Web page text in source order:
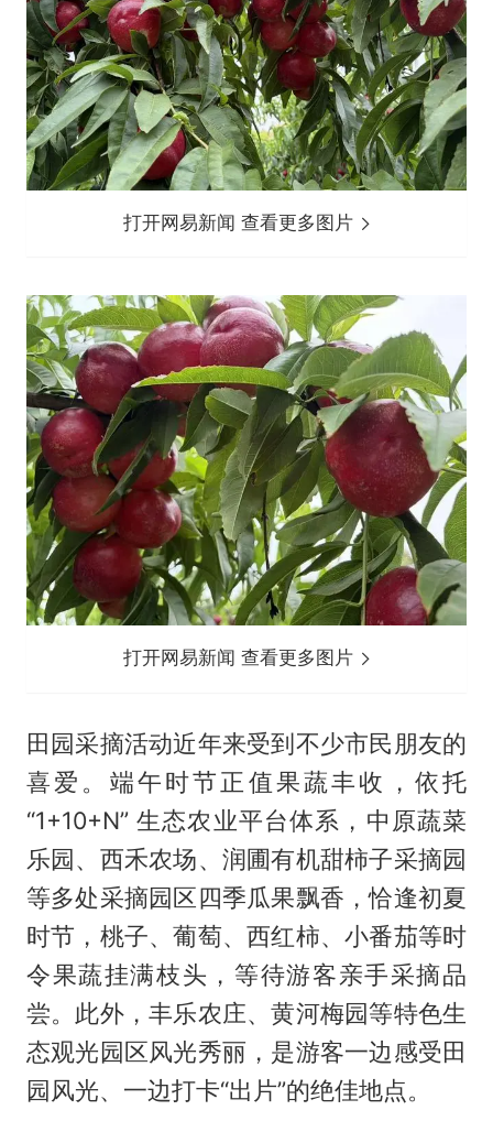
打开网易新闻 查看更多图片
打开网易新闻 查看更多图片
田园采摘活动近年来受到不少市民朋友的
喜爱。端午时节正值果蔬丰收，依托
“1+10+N” 生态农业平台体系，中原蔬菜
乐园、西禾农场、润圃有机甜柿子采摘园
等多处采摘园区四季瓜果飘香，恰逢初夏
时节，桃子、葡萄、西红柿、小番茄等时
令果蔬挂满枝头，等待游客亲手采摘品
尝。此外，丰乐农庄、黄河梅园等特色生
态观光园区风光秀丽，是游客一边感受田
园风光、一边打卡“出片”的绝佳地点。